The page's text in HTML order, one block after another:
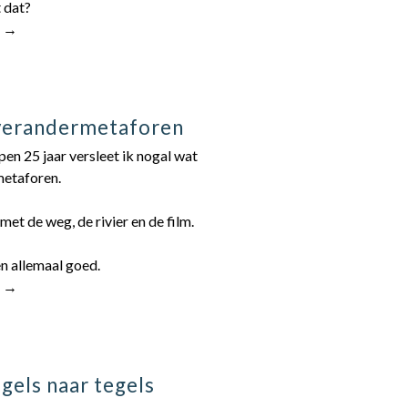
→
25 jaar versleet ik nogal wat
de weg, de rivier en de film.
allemaal goed.
→
naar tegels